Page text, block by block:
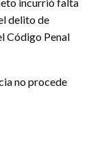
incurrió falta
delito de
Código Penal
no procede